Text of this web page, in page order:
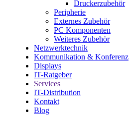
Druckerzubehör
Peripherie
Externes Zubehör
PC Komponenten
Weiteres Zubehör
Netzwerktechnik
Kommunikation & Konferenz
Displays
IT-Ratgeber
Services
IT-Distribution
Kontakt
Blog